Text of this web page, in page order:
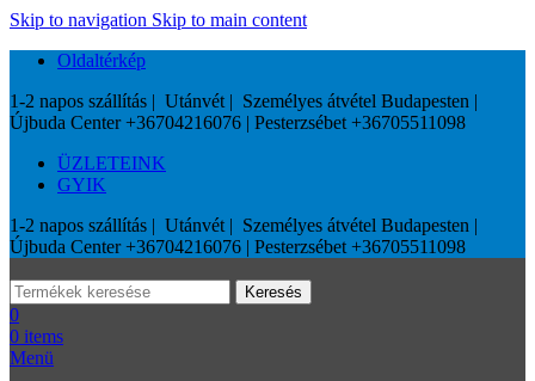
Skip to navigation Skip to main content
Oldaltérkép
1-2 napos szállítás | Utánvét | Személyes átvétel Budapesten |
Újbuda Center +36704216076 | Pesterzsébet +36705511098
ÜZLETEINK
GYIK
1-2 napos szállítás | Utánvét | Személyes átvétel Budapesten |
Újbuda Center +36704216076 | Pesterzsébet +36705511098
Keresés
0
0 items
Menü